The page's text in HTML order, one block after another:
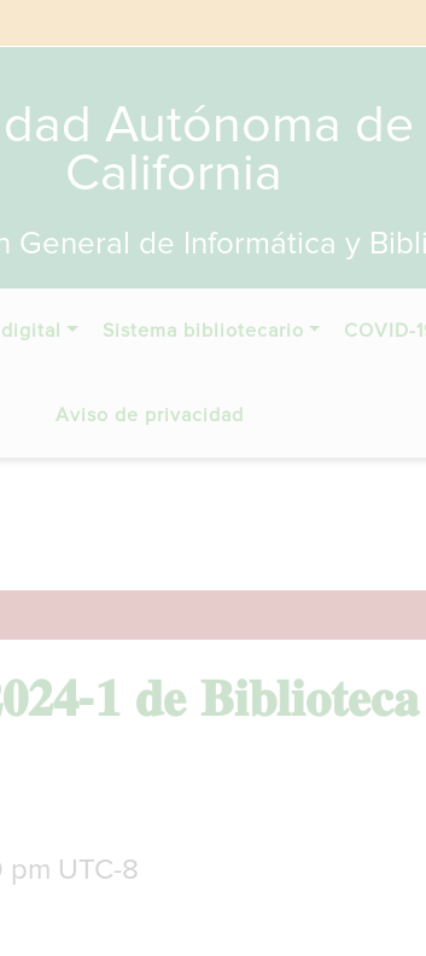
Autónoma de
California
General de Informática y
Sistema bibliotecario COVID-
Aviso de privacidad
𝟏 𝐝𝐞
pm UTC-8